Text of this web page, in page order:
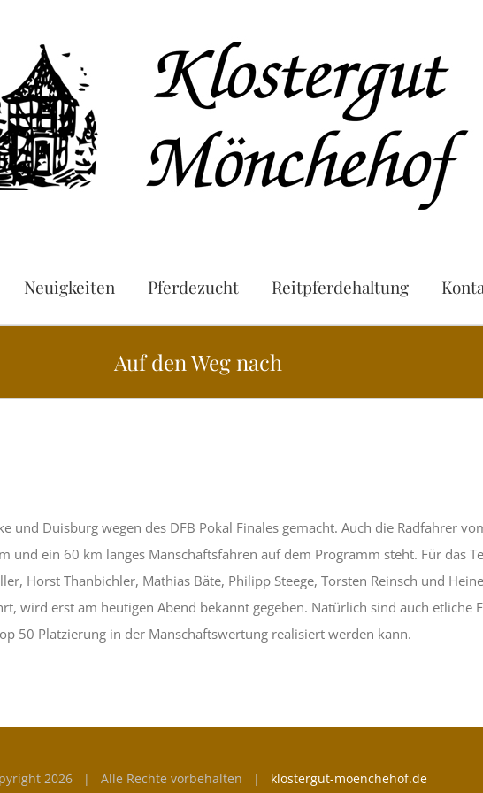
Neuigkeiten Pferdezucht Reitpferdehaltung
Auf den Weg nach
und Duisburg wegen des DFB Pokal Finales gemacht. Auch die Radfahrer
und ein 60 km langes Manschaftsfahren auf dem Programm steht. Für das
Horst Thanbichler, Mathias Bäte, Philipp Steege, Torsten Reinsch und
wird erst am heutigen Abend bekannt gegeben. Natürlich sind auch etliche
50 Platzierung in der Manschaftswertung realisiert werden kann.
2026 | Alle Rechte vorbehalten | klostergut-moenchehof.de